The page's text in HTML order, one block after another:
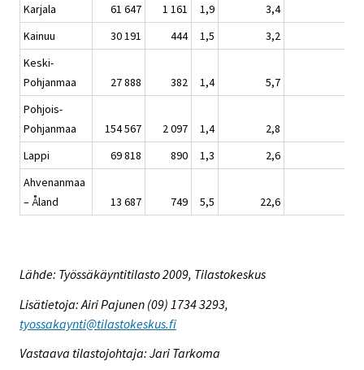
Karjala
61 647 1 161 1,9
3,4
Kainuu
30 191 444 1,5
3,2
Keski-
Pohjanmaa
27 888 382 1,4
5,7
Pohjois-
Pohjanmaa
154 567 2 097 1,4
2,8
Lappi
69 818 890 1,3
2,6
Ahvenanmaa
– Åland
13 687 749 5,5 22,6
Lähde: Työssäkäyntitilasto 2009, Tilastokeskus
Lisätietoja: Airi Pajunen (09) 1734 3293,
tyossakaynti@tilastokeskus.fi
Vastaava tilastojohtaja: Jari Tarkoma